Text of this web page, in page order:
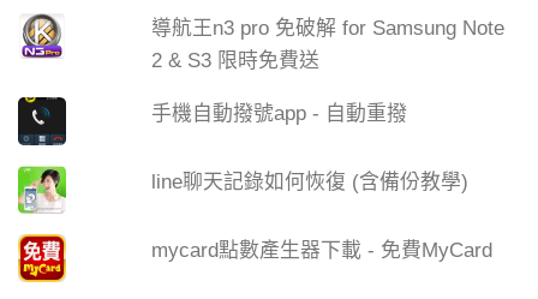
導航王n3 pro 免破解 for Samsung Note
2 & S3 限時免費送
手機自動撥號app - 自動重撥
line聊天記錄如何恢復 (含備份教學)
mycard點數產生器下載 - 免費MyCard